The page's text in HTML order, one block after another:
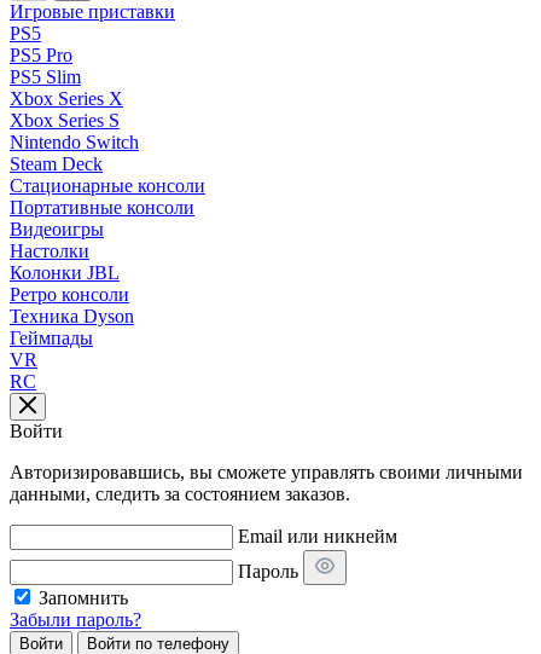
Игровые приставки
PS5
PS5 Pro
PS5 Slim
Xbox Series X
Xbox Series S
Nintendo Switch
Steam Deck
Стационарные консоли
Портативные консоли
Видеоигры
Настолки
Колонки JBL
Ретро консоли
Техника Dyson
Геймпады
VR
RC
Войти
Авторизировавшись, вы сможете управлять своими личными
данными, следить за состоянием заказов.
Email или никнейм
Пароль
Запомнить
Забыли пароль?
Войти Войти по телефону